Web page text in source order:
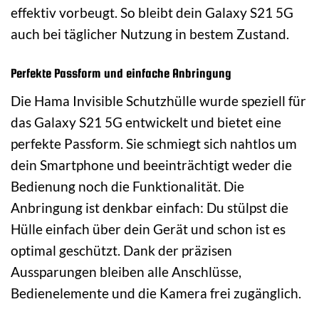
effektiv vorbeugt. So bleibt dein Galaxy S21 5G
auch bei täglicher Nutzung in bestem Zustand.
Perfekte Passform und einfache Anbringung
Die Hama Invisible Schutzhülle wurde speziell für
das Galaxy S21 5G entwickelt und bietet eine
perfekte Passform. Sie schmiegt sich nahtlos um
dein Smartphone und beeinträchtigt weder die
Bedienung noch die Funktionalität. Die
Anbringung ist denkbar einfach: Du stülpst die
Hülle einfach über dein Gerät und schon ist es
optimal geschützt. Dank der präzisen
Aussparungen bleiben alle Anschlüsse,
Bedienelemente und die Kamera frei zugänglich.